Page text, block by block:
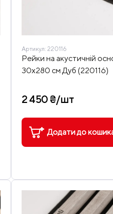
Артикул: 220116
Рейки на акустичній
30х280 см Дуб (220116)
2 450 ₴/шт
Додати до